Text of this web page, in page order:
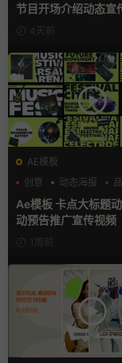
节目开场介绍动态宣
模版4天前
AE模板
创意
动态海报
Ae模板 卡点大标题
动预告推广宣传视频
1周前